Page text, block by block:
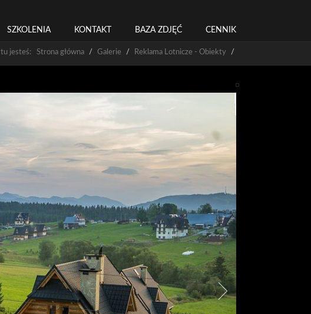
SZKOLENIA KONTAKT BAZA ZDJĘĆ CENNIK
tu jesteś: Strona główna Galerie Reklama Lotnicze - Obiekty